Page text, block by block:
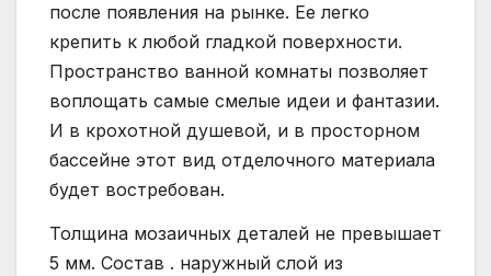
после появления на рынке. Ее легко
крепить к любой гладкой поверхности.
Пространство ванной комнаты позволяет
воплощать самые смелые идеи и фантазии.
И в крохотной душевой, и в просторном
бассейне этот вид отделочного материала
будет востребован.
Толщина мозаичных деталей не превышает
5 мм. Состав . наружный слой из